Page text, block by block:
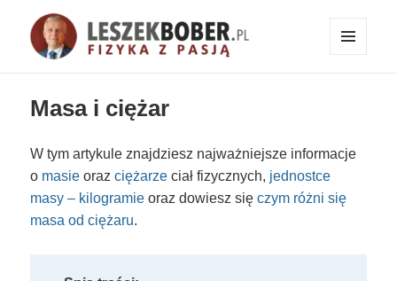
Masa i ciężar
W tym artykule znajdziesz najważniejsze informacje
o masie orazciężarze ciał fizycznych, jednostce
masy – kilogramie oraz dowiesz sięczym różni się
masa od ciężaru.